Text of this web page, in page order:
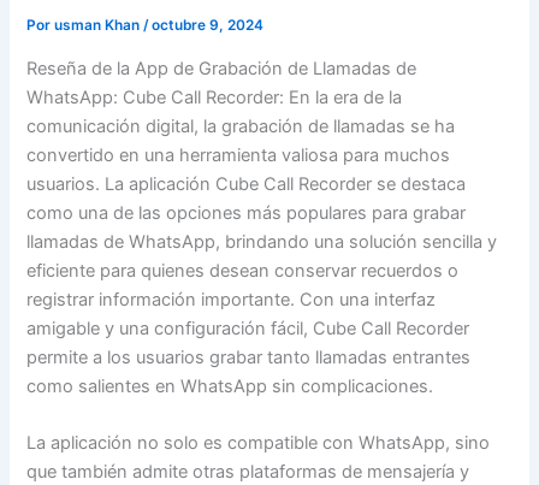
Porusman Khan/octubre 9, 2024
Reseña de la App de Grabación de Llamadas de
WhatsApp: Cube Call Recorder: En la era de la
comunicación digital, la grabación de llamadas se ha
convertido en una herramienta valiosa para muchos
usuarios. La aplicación Cube Call Recorder se destaca
como una de las opciones más populares para grabar
llamadas de WhatsApp, brindando una solución sencilla y
eficiente para quienes desean conservar recuerdos o
registrar información importante. Con una interfaz
amigable y una configuración fácil, Cube Call Recorder
permite a los usuarios grabar tanto llamadas entrantes
como salientes en WhatsApp sin complicaciones.
La aplicación no solo es compatible con WhatsApp, sino
que también admite otras plataformas de mensajería y